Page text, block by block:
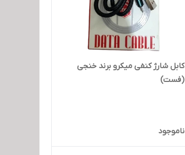
کابل شارژ کنفی میکرو برند خنجی
(فست)
ناموجود